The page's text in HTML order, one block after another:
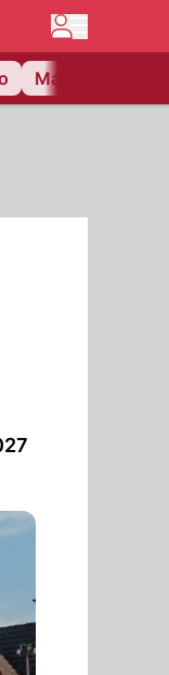
Matchcenter